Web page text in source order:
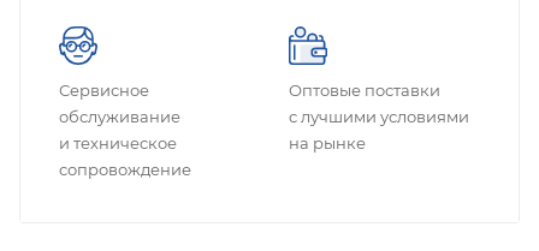
Сервисное
обслуживание
и техническое
сопровождение
Оптовые поставки
с лучшими условиями
на рынке